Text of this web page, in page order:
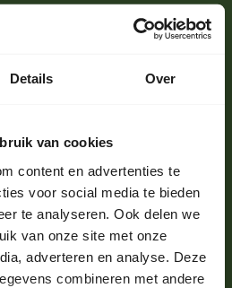
Details Over
van cookies
content en advertenties te
voor social media te bieden
te analyseren. Ook delen we
van onze site met onze
adverteren en analyse. Deze
combineren met andere